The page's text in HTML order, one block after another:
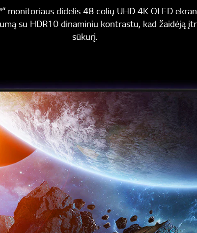
monitoriaus didelis 48 colių UHD 4K OLED
su HDR10 dinaminiu kontrastu, kad žaidėją
sūkurį.